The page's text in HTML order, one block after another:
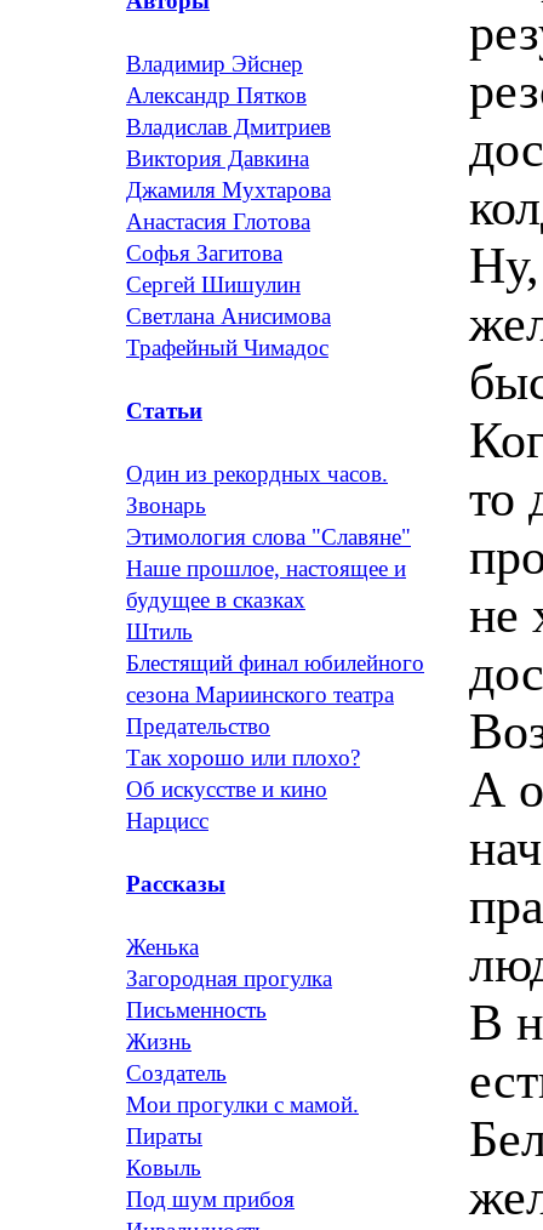
Владимир Эйснер
Александр Пятков
Владислав Дмитриев
Виктория Давкина
Джамиля Мухтарова
Анастасия Глотова
Софья Загитова
Сергей Шишулин
Светлана Анисимова
Трафейный Чимадос
Статьи
Один из рекордных часов.
Звонарь
Этимология слова "Славяне"
Наше прошлое, настоящее и
будущее в сказках
Штиль
Блестящий финал юбилейного
сезона Мариинского театра
Предательство
Так хорошо или плохо?
Об искусстве и кино
Нарцисс
Рассказы
Женька
Загородная прогулка
Письменность
Жизнь
Создатель
Мои прогулки с мамой.
Пираты
Ковыль
Под шум прибоя
то
не
А
В